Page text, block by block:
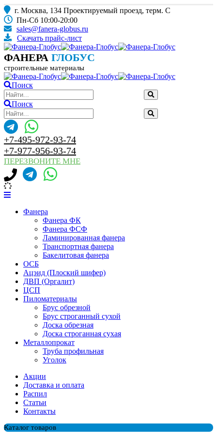
г. Москва, 134 Проектируемый проезд, терм. С
Пн-Сб 10:00-20:00
sales@fanera-globus.ru
Скачать прайс-лист
ФАНЕРА ГЛОБУС
строительные материалы
Поиск
Поиск
+7-495-972-93-74
+7-977-956-93-74
ПЕРЕЗВОНИТЕ МНЕ
Фанера
Фанера ФК
Фанера ФСФ
Ламинированная фанера
Транспортная фанера
Бакелитовая фанера
ОСБ
Ацэид (Плоский шифер)
ДВП (Оргалит)
ЦСП
Пиломатериалы
Брус обрезной
Брус строганный сухой
Доска обрезная
Доска строганная сухая
Металлопрокат
Труба профильная
Уголок
Акции
Доставка и оплата
Распил
Cтатьи
Контакты
Каталог товаров